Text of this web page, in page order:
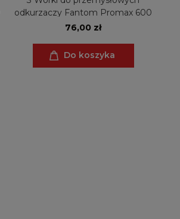
odkurzaczy Fantom Promax 600
76,00 zł
Do koszyka